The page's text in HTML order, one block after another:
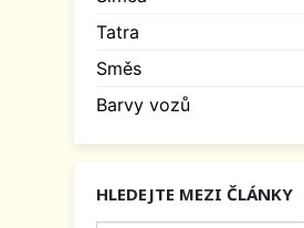
Tatra
Směs
Barvy vozů
HLEDEJTE MEZI ČLÁNKY